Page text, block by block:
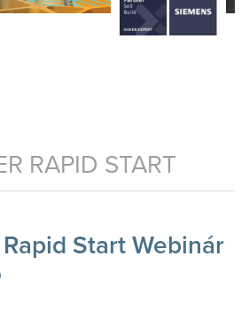
RAPID START
Start Webinár